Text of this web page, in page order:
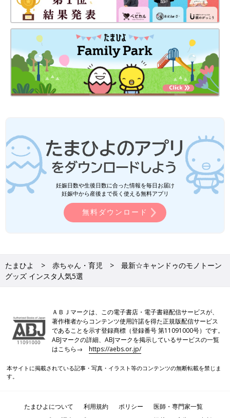
妊娠日数や生後日数に合った情報を毎日お届け
妊娠中から産後まで長く使える無料アプリ
無料ダウンロード
たまひよ 赤ちゃん・育児
最新☆キャンドゥのモノトーン
グッズ インスタ人気5選
ＡＢＪマークは、この電子書店・電子書籍配信サービスが、
著作権者からコンテンツ使用許諾を得た正規版配信サービス
であることを示す登録商標（登録番号 第11091000号）です。
ABJマークの詳細、ABJマークを掲示しているサービスの一覧
はこちら→https://aebs.or.jp/
本サイトに掲載されている記事・写真・イラスト等のコンテンツの無断転載を禁じま
す。
たまひよについて 利用規約 ポリシー
医師・専門家一覧